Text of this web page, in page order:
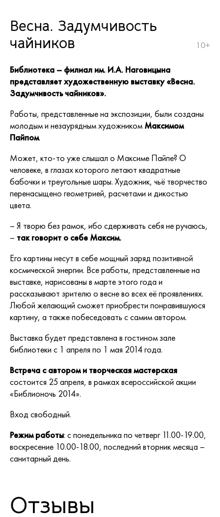
Весна. Задумчивость
чайников
10+
Библиотека – филиал им. И.А. Наговицына
представляет художественную выставку «Весна.
Задумчивость чайников».
Работы, представленные на экспозиции, были созданы
молодым и незаурядным художником Максимом
Пайпом.
Может, кто-то уже слышал о Максиме Пайпе? О
человеке, в глазах которого летают квадратные
бабочки и треугольные шары. Художник, чьё творчество
перенасыщено геометрией, расчетами и дикостью
цвета.
– Я творю без рамок, ибо сдерживать себя не ручаюсь,
– так говорит о себе Максим.
Его картины несут в себе мощный заряд позитивной
космической энергии. Все работы, представленные на
выставке, нарисованы в марте этого года и
рассказывают зрителю о весне во всех её проявлениях.
Любой желающий сможет приобрести понравившуюся
картину, а также побеседовать с самим автором.
Выставка будет представлена в гостином зале
библиотеки с 1 апреля по 1 мая 2014 года.
Встреча с автором и творческая мастерская
состоится 25 апреля, в рамках всероссийской акции
«Библионочь 2014».
Вход свободный.
Режим работы: с понедельника по четверг 11.00-19.00,
воскресение 10.00-18.00, последний вторник месяца –
санитарный день.
Отзывы